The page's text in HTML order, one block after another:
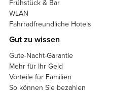
Frühstück & Bar
WLAN
Fahrradfreundliche Hotels
Gut zu wissen
Gute-Nacht-Garantie
Mehr für Ihr Geld
Vorteile für Familien
So können Sie bezahlen